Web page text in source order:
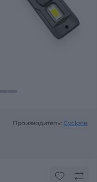
Производитель: Cyclone